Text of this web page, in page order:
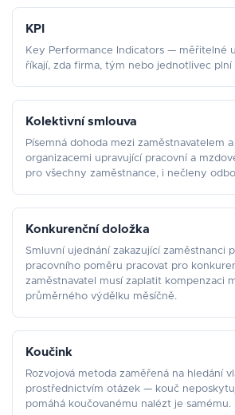
KPI
Key Performance Indicators — měřitelné
říkají, zda firma, tým nebo jednotlivec plní
Kolektivní smlouva
Písemná dohoda mezi zaměstnavatelem
organizacemi upravující pracovní a
pro všechny zaměstnance, i nečleny
Konkurenční doložka
Smluvní ujednání zakazující zaměstnanci
pracovního poměru pracovat pro
zaměstnavatel musí zaplatit kompenzaci
průměrného výdělku měsíčně.
Koučink
Rozvojová metoda zaměřená na hledání
prostřednictvím otázek — kouč
pomáhá koučovanému nalézt je samému.